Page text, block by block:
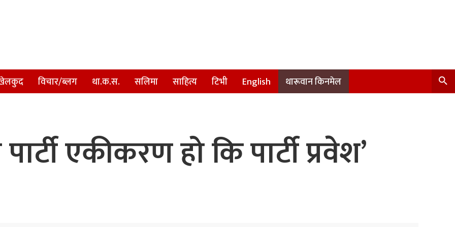
विचार/ब्लग था.क.स. सलिमा साहित्य टिभी English थारूवान किनमेल
एकीकरण हो कि पार्टी प्रवेश’